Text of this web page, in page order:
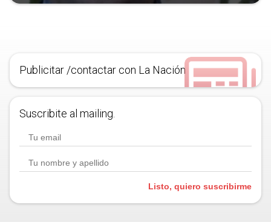
Publicitar /contactar con La Nación
Suscribite al mailing.
Listo, quiero suscribirme